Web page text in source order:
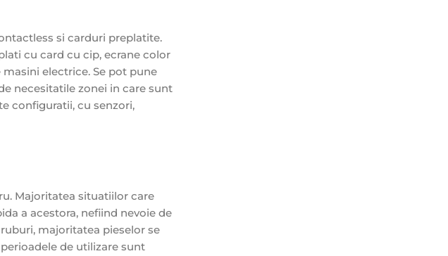
si carduri preplatite.
cu card cu cip, ecrane color
electrice. Se pot pune
necesitatile zonei in care sunt
configuratii, cu senzori,
Majoritatea situatiilor care
a acestora, nefiind nevoie de
majoritatea pieselor se
de utilizare sunt